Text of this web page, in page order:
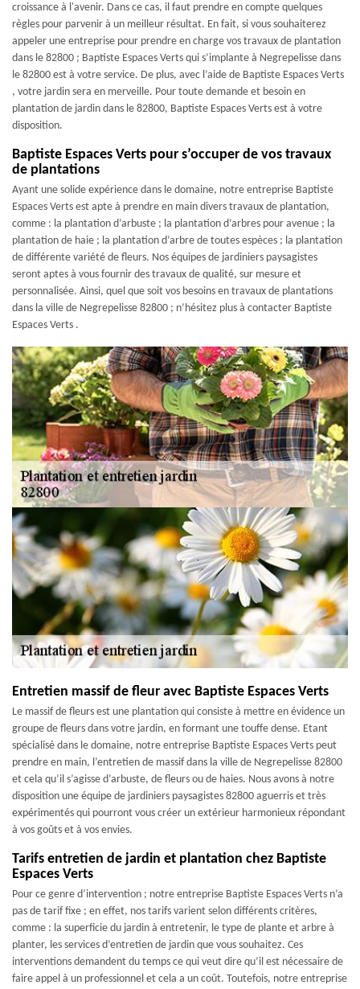
croissance à l'avenir. Dans ce cas, il faut prendre en compte quelques
règles pour parvenir à un meilleur résultat. En fait, si vous souhaiterez
appeler une entreprise pour prendre en charge vos travaux de plantation
dans le 82800 ; Baptiste Espaces Verts qui s’implante à Negrepelisse dans
le 82800 est à votre service. De plus, avec l’aide de Baptiste Espaces Verts
, votre jardin sera en merveille. Pour toute demande et besoin en
plantation de jardin dans le 82800, Baptiste Espaces Verts est à votre
disposition.
Baptiste Espaces Verts pour s’occuper de vos travaux
de plantations
Ayant une solide expérience dans le domaine, notre entreprise Baptiste
Espaces Verts est apte à prendre en main divers travaux de plantation,
comme : la plantation d’arbuste ; la plantation d’arbres pour avenue ; la
plantation de haie ; la plantation d’arbre de toutes espèces ; la plantation
de différente variété de fleurs. Nos équipes de jardiniers paysagistes
seront aptes à vous fournir des travaux de qualité, sur mesure et
personnalisée. Ainsi, quel que soit vos besoins en travaux de plantations
dans la ville de Negrepelisse 82800 ; n’hésitez plus à contacter Baptiste
Espaces Verts .
Entretien massif de fleur avec Baptiste Espaces Verts
Le massif de fleurs est une plantation qui consiste à mettre en évidence un
groupe de fleurs dans votre jardin, en formant une touffe dense. Etant
spécialisé dans le domaine, notre entreprise Baptiste Espaces Verts peut
prendre en main, l’entretien de massif dans la ville de Negrepelisse 82800
et cela qu’il s’agisse d’arbuste, de fleurs ou de haies. Nous avons à notre
disposition une équipe de jardiniers paysagistes 82800 aguerris et très
expérimentés qui pourront vous créer un extérieur harmonieux répondant
à vos goûts et à vos envies.
Tarifs entretien de jardin et plantation chez Baptiste
Espaces Verts
Pour ce genre d’intervention ; notre entreprise Baptiste Espaces Verts n’a
pas de tarif fixe ; en effet, nos tarifs varient selon différents critères,
comme : la superficie du jardin à entretenir, le type de plante et arbre à
planter, les services d’entretien de jardin que vous souhaitez. Ces
interventions demandent du temps ce qui veut dire qu’il est nécessaire de
faire appel à un professionnel et cela a un coût. Toutefois, notre entreprise